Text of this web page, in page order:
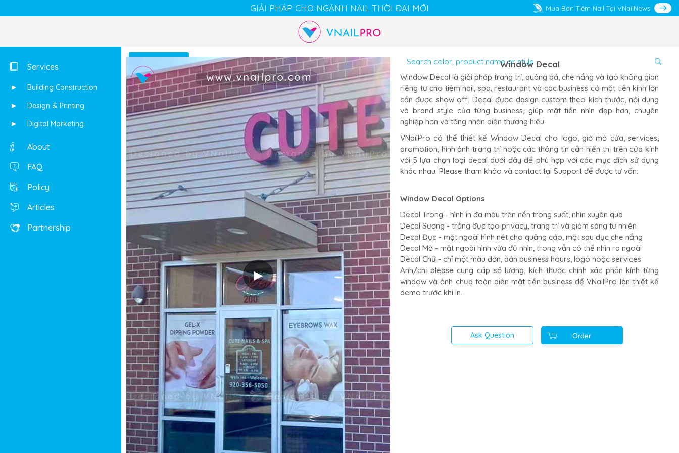
GIẢI PHÁP CHO NGÀNH NAIL THỜI ĐẠI MỚI Mua Bán Tiệm Nail Tại VNailNews
Cart Chat Account
Services
Building Construction
Design & Printing
Digital Marketing
About
FAQ
Policy
Articles
Partnership
▶
Window Decal
Window Decal là giải pháp trang trí, quảng bá, che nắng và tạo không gian
riêng tư cho tiệm nail, spa, restaurant và các business có mặt tiền kính lớn
cần được show off. Decal được design custom theo kích thước, nội dung
và brand style của từng business, giúp mặt tiền nhìn đẹp hơn, chuyên
nghiệp hơn và tăng nhận diện thương hiệu.
VNailPro có thể thiết kế Window Decal cho logo, giờ mở cửa, services,
promotion, hình ảnh trang trí hoặc các thông tin cần hiển thị trên cửa kính
với 5 lựa chọn loại decal dưới đây để phù hợp với các mục đích sử dụng
khác nhau. Please tham khảo và contact tại Support để được tư vấn:
Window Decal Options
Decal Trong - hình in đa màu trên nền trong suốt, nhìn xuyên qua
Decal Sương - trắng đục tạo privacy, trang trí và giảm sáng tự nhiên
Decal Đục - mặt ngoài hình nét cho quảng cáo, mặt sau đục che nắng
Decal Mờ - mặt ngoài hình vừa đủ nhìn, trong vẫn có thể nhìn ra ngoài
Decal Chữ - chỉ một màu đơn, dán business hours, logo hoặc services
Anh/chị please cung cấp số lượng, kích thước chính xác phần kính từng
window và ảnh chụp toàn diện mặt tiền business để VNailPro lên thiết kế
demo trước khi in.
Ask Question Order